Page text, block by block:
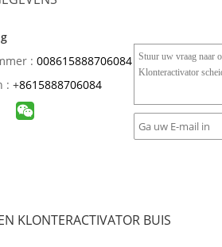
: 008615888706084
: +8615888706084
KLONTERACTIVATOR BUIS